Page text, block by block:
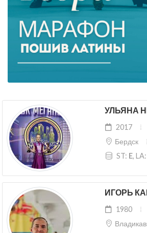
УЛЬЯНА
2017
Бердск
ST: E, LA:
ИГОРЬ
1980